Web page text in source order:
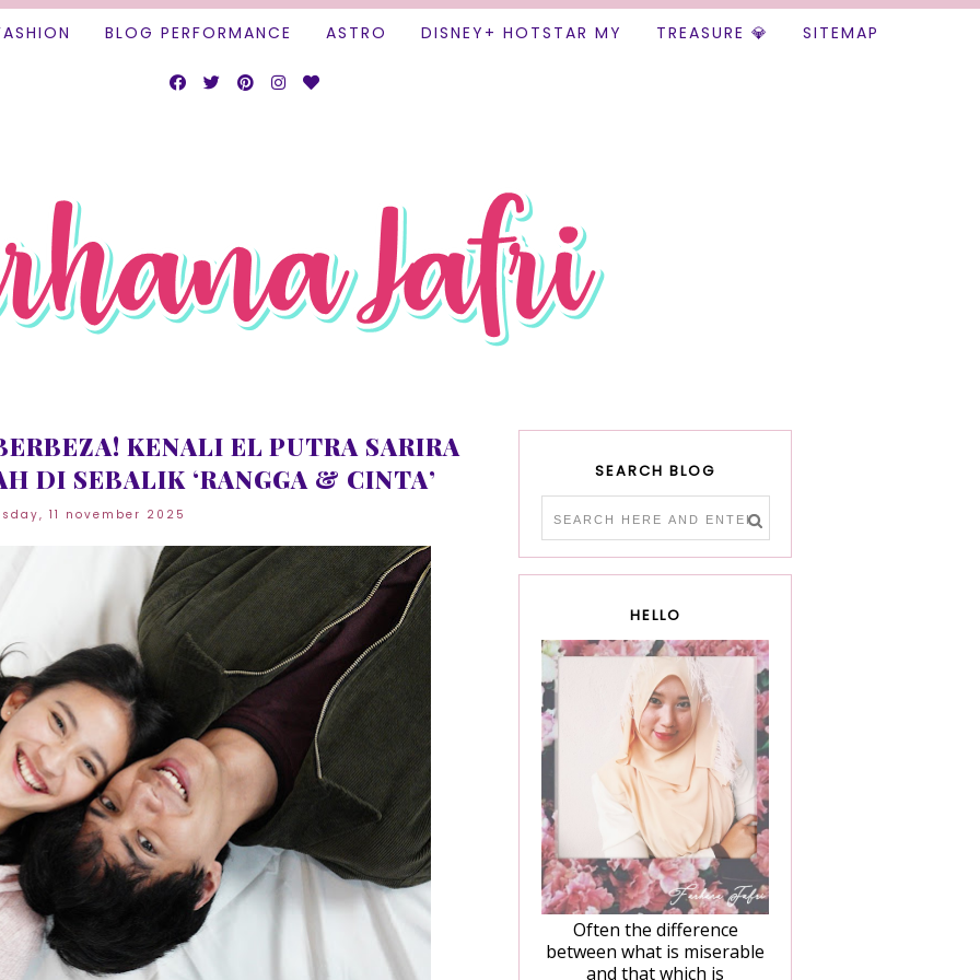
BLOG PERFORMANCE ASTRO DISNEY+ HOTSTAR MY TREASURE 💎 SITEMAP
KENALI EL PUTRA SARIRA
DI SEBALIK ‘RANGGA & CINTA’
11 november 2025
SEARCH BLOG
HELLO
Often the difference
between what is miserable
and that which is